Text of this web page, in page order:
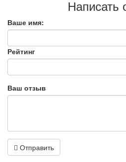
Написать
Ваше имя:
Рейтинг
Ваш отзыв
Отправить